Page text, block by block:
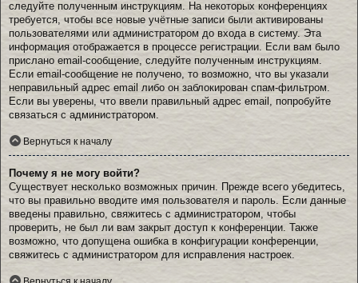
следуйте полученным инструкциям. На некоторых конференциях
требуется, чтобы все новые учётные записи были активированы
пользователями или администратором до входа в систему. Эта
информация отображается в процессе регистрации. Если вам было
прислано email-сообщение, следуйте полученным инструкциям.
Если email-сообщение не получено, то возможно, что вы указали
неправильный адрес email либо он заблокирован спам-фильтром.
Если вы уверены, что ввели правильный адрес email, попробуйте
связаться с администратором.
Вернуться к началу
Почему я не могу войти?
Существует несколько возможных причин. Прежде всего убедитесь,
что вы правильно вводите имя пользователя и пароль. Если данные
введены правильно, свяжитесь с администратором, чтобы
проверить, не был ли вам закрыт доступ к конференции. Также
возможно, что допущена ошибка в конфигурации конференции,
свяжитесь с администратором для исправления настроек.